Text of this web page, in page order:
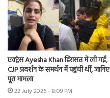
एक्ट्रेस Ayesha Khan हिरासत में ली गईं,
CJP प्रदर्शन के समर्थन में पहुंची थीं, जानिए
पूरा मामला
22 July 2026 - 8:09 PM